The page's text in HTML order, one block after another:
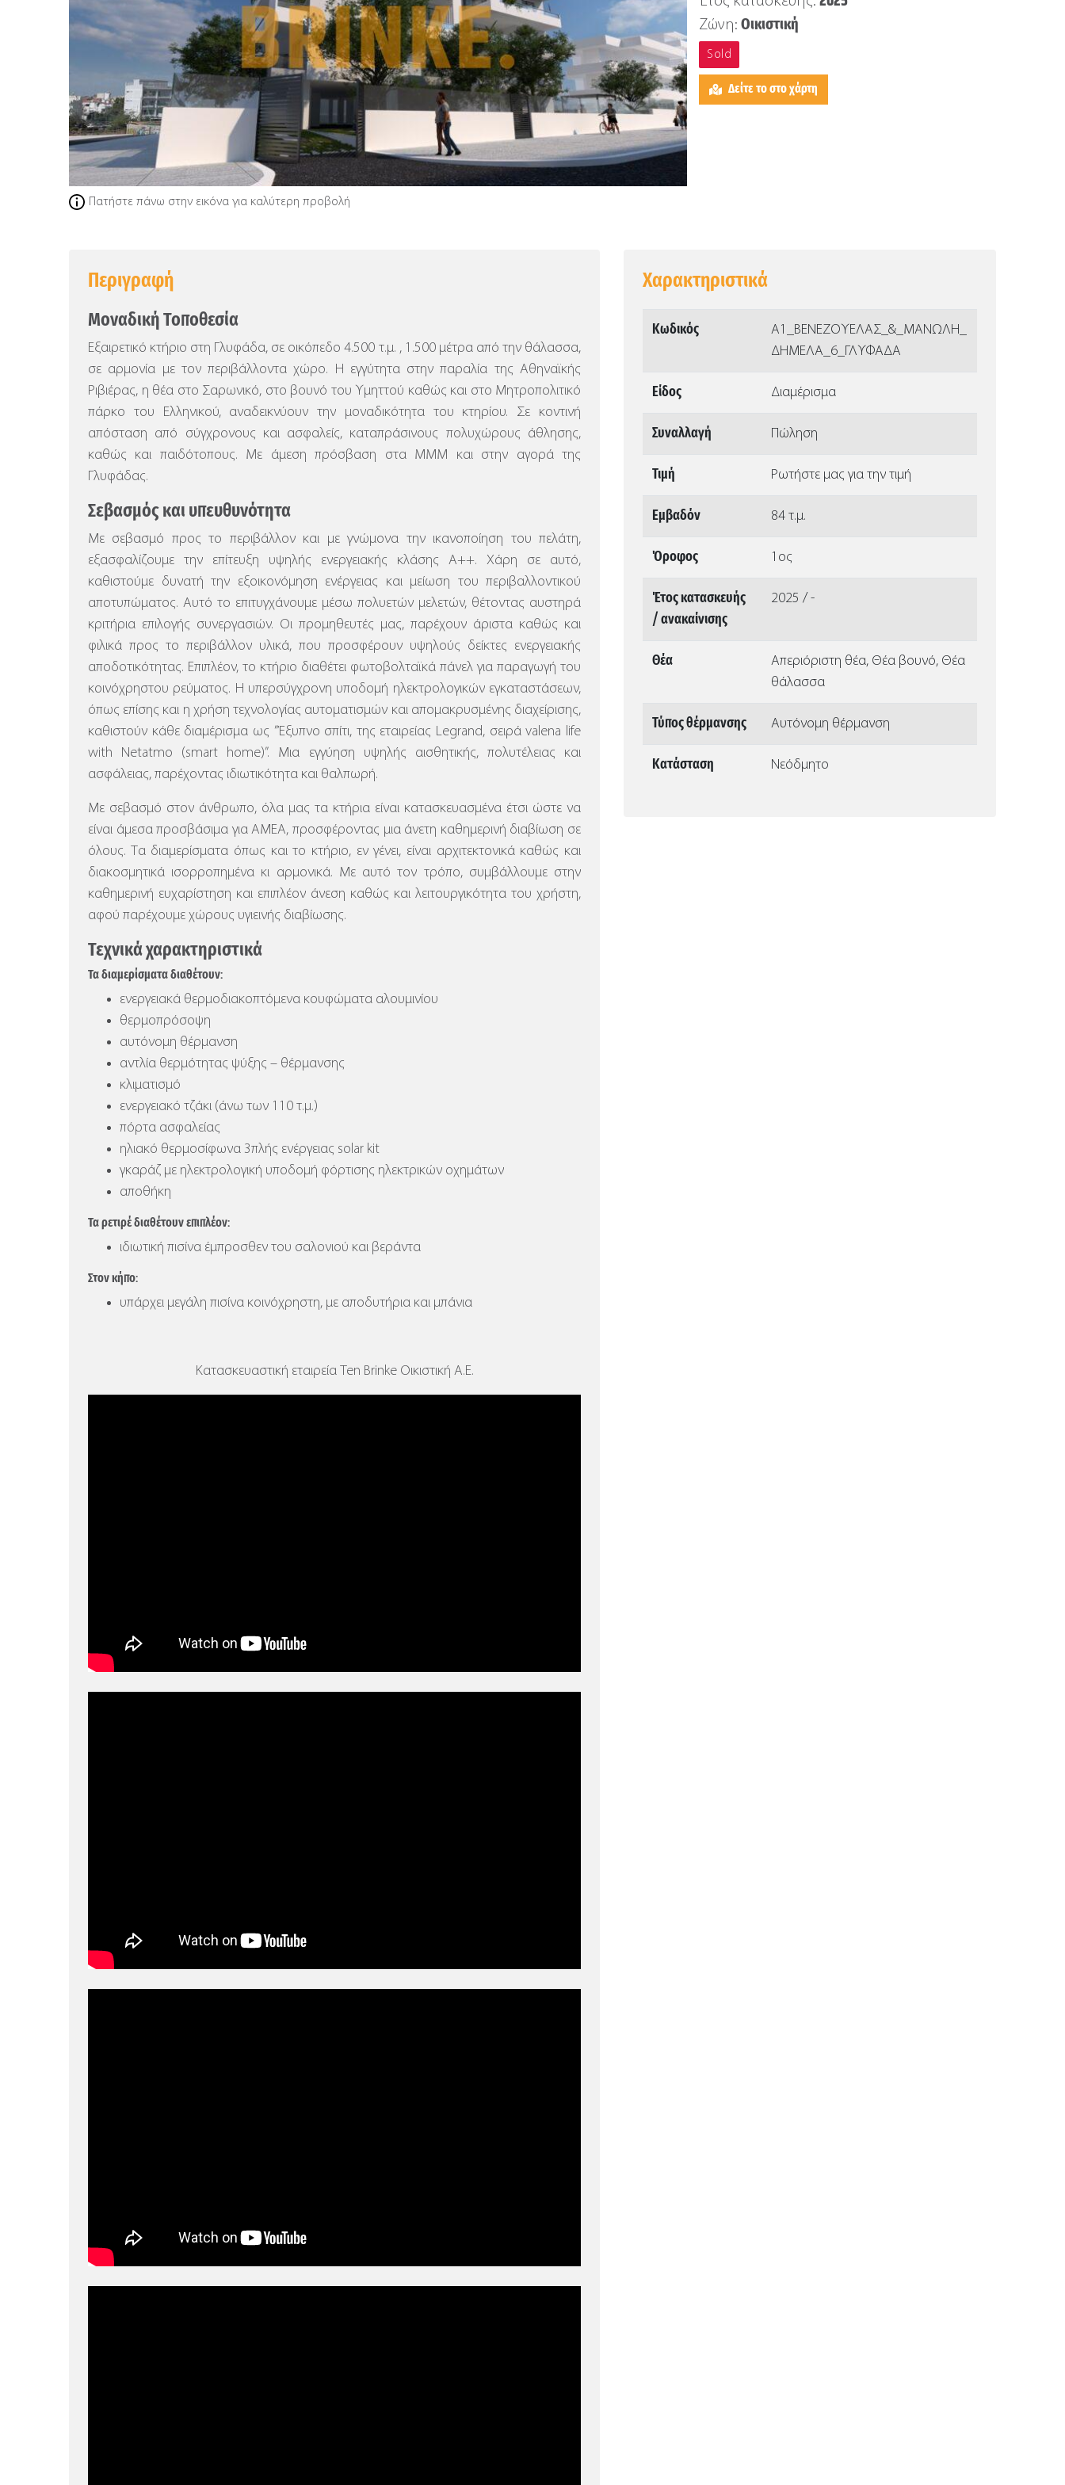
Πατήστε πάνω στην εικόνα για καλύτερη προβολή
Ζώνη: Οικιστική
Sold
Δείτε το στο χάρτη
Περιγραφή
Μοναδική Τοποθεσία
Εξαιρετικό κτήριο στη Γλυφάδα, σε οικόπεδο 4.500 τ.μ. , 1.500 μέτρα από την θάλασσα,
σε αρμονία με τον περιβάλλοντα χώρο. Η εγγύτητα στην παραλία της Αθηναϊκής
Ριβιέρας, η θέα στο Σαρωνικό, στο βουνό του Υμηττού καθώς και στο Μητροπολιτικό
πάρκο του Ελληνικού, αναδεικνύουν την μοναδικότητα του κτηρίου. Σε κοντινή
απόσταση από σύγχρονους και ασφαλείς, καταπράσινους πολυχώρους άθλησης,
καθώς και παιδότοπους. Με άμεση πρόσβαση στα ΜΜΜ και στην αγορά της
Γλυφάδας.
Σεβασμός και υπευθυνότητα
Με σεβασμό προς το περιβάλλον και με γνώμονα την ικανοποίηση του πελάτη,
εξασφαλίζουμε την επίτευξη υψηλής ενεργειακής κλάσης Α++. Χάρη σε αυτό,
καθιστούμε δυνατή την εξοικονόμηση ενέργειας και μείωση του περιβαλλοντικού
αποτυπώματος. Αυτό το επιτυγχάνουμε μέσω πολυετών μελετών, θέτοντας αυστηρά
κριτήρια επιλογής συνεργασιών. Οι προμηθευτές μας, παρέχουν άριστα καθώς και
φιλικά προς το περιβάλλον υλικά, που προσφέρουν υψηλούς δείκτες ενεργειακής
αποδοτικότητας. Επιπλέον, το κτήριο διαθέτει φωτοβολταϊκά πάνελ για παραγωγή του
κοινόχρηστου ρεύματος. Η υπερσύγχρονη υποδομή ηλεκτρολογικών εγκαταστάσεων,
όπως επίσης και η χρήση τεχνολογίας αυτοματισμών και απομακρυσμένης διαχείρισης,
καθιστούν κάθε διαμέρισμα ως ”Έξυπνο σπίτι, της εταιρείας Legrand, σειρά valena life
with Netatmo (smart home)”. Μια εγγύηση υψηλής αισθητικής, πολυτέλειας και
ασφάλειας, παρέχοντας ιδιωτικότητα και θαλπωρή.
Με σεβασμό στον άνθρωπο, όλα μας τα κτήρια είναι κατασκευασμένα έτσι ώστε να
είναι άμεσα προσβάσιμα για ΑΜΕΑ, προσφέροντας μια άνετη καθημερινή διαβίωση σε
όλους. Τα διαμερίσματα όπως και το κτήριο, εν γένει, είναι αρχιτεκτονικά καθώς και
διακοσμητικά ισορροπημένα κι αρμονικά. Με αυτό τον τρόπο, συμβάλλουμε στην
καθημερινή ευχαρίστηση και επιπλέον άνεση καθώς και λειτουργικότητα του χρήστη,
αφού παρέχουμε χώρους υγιεινής διαβίωσης.
Τεχνικά χαρακτηριστικά
Τα διαμερίσματα διαθέτουν:
ενεργειακά θερμοδιακοπτόμενα κουφώματα αλουμινίου
θερμοπρόσοψη
αυτόνομη θέρμανση
αντλία θερμότητας ψύξης – θέρμανσης
κλιματισμό
ενεργειακό τζάκι (άνω των 110 τ.μ.)
πόρτα ασφαλείας
ηλιακό θερμοσίφωνα 3πλής ενέργειας solar kit
γκαράζ με ηλεκτρολογική υποδομή φόρτισης ηλεκτρικών οχημάτων
αποθήκη
Τα ρετιρέ διαθέτουν επιπλέον:
ιδιωτική πισίνα έμπροσθεν του σαλονιού και βεράντα
Στον κήπο:
υπάρχει μεγάλη πισίνα κοινόχρηστη, με αποδυτήρια και μπάνια
Κατασκευαστική εταιρεία Ten Brinke Οικιστική Α.Ε.
Χαρακτηριστικά
Κωδικός
Α1_ΒΕΝΕΖΟΥΕΛΑΣ_&_ΜΑΝΩΛΗ_
ΔΗΜΕΛΑ_6_ΓΛΥΦΑΔΑ
Είδος Διαμέρισμα
Συναλλαγή Πώληση
Τιμή Ρωτήστε μας για την τιμή
Εμβαδόν 84 τ.μ.
Όροφος 1ος
Έτος κατασκευής
/ ανακαίνισης
2025 / -
Θέα
Απεριόριστη θέα, Θέα βουνό, Θέα
θάλασσα
Τύπος θέρμανσης Αυτόνομη θέρμανση
Κατάσταση Νεόδμητο